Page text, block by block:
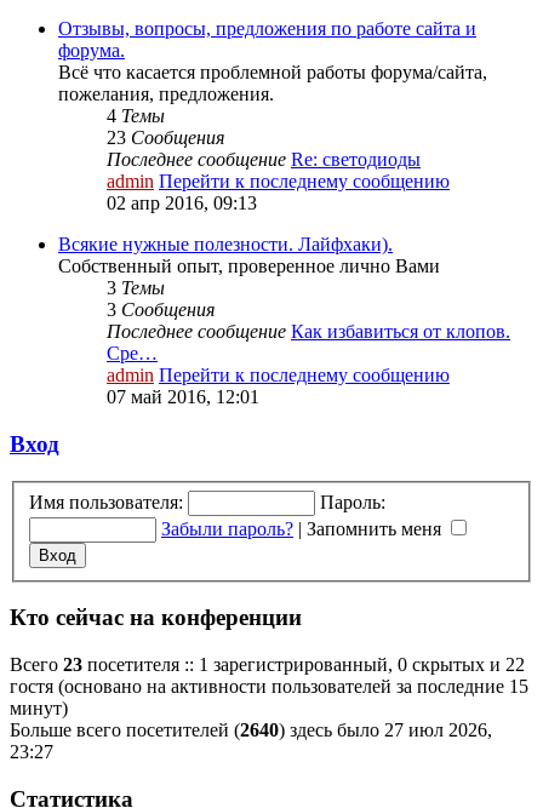
Отзывы, вопросы, предложения по работе сайта и
форума.
Всё что касается проблемной работы форума/сайта,
пожелания, предложения.
4 Темы
23 Сообщения
Последнее сообщение Re: светодиоды
admin Перейти к последнему сообщению
02 апр 2016, 09:13
Всякие нужные полезности. Лайфхаки).
Собственный опыт, проверенное лично Вами
3 Темы
3 Сообщения
Последнее сообщение Как избавиться от клопов.
Сре…
admin Перейти к последнему сообщению
07 май 2016, 12:01
Вход
Имя пользователя:
Пароль:
Забыли пароль? | Запомнить меня
Кто сейчас на конференции
Всего 23 посетителя :: 1 зарегистрированный, 0 скрытых и 22
гостя (основано на активности пользователей за последние 15
минут)
Больше всего посетителей (2640) здесь было 27 июл 2026,
23:27
Статистика